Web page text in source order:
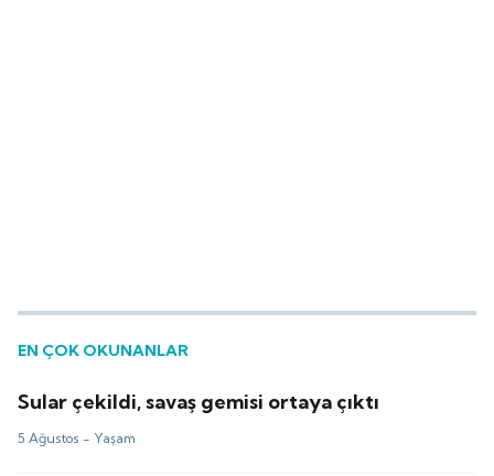
EN ÇOK OKUNANLAR
Sular çekildi, savaş gemisi ortaya çıktı
5 Ağustos - Yaşam